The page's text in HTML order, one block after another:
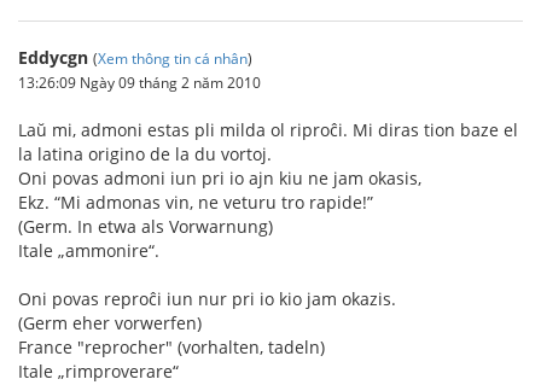
Eddycgn (Xem thông tin cá nhân)
13:26:09 Ngày 09 tháng 2 năm 2010
Laŭ mi, admoni estas pli milda ol riproĉi. Mi diras tion baze el
la latina origino de la du vortoj.
Oni povas admoni iun pri io ajn kiu ne jam okasis,
Ekz. “Mi admonas vin, ne veturu tro rapide!”
(Germ. In etwa als Vorwarnung)
Itale „ammonire“.
Oni povas reproĉi iun nur pri io kio jam okazis.
(Germ eher vorwerfen)
France "reprocher" (vorhalten, tadeln)
Itale „rimproverare“